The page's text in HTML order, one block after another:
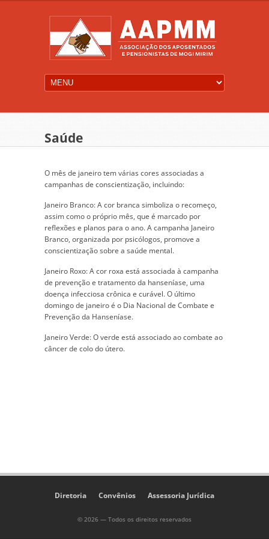
Saúde
O mês de janeiro tem várias cores associadas a
campanhas de conscientização, incluindo:
Janeiro Branco: A cor branca simboliza o recomeço,
assim como o próprio mês, que é marcado por
reflexões e planos para o ano. A campanha Janeiro
Branco, organizada por psicólogos, promove a
conscientização sobre a saúde mental.
Janeiro Roxo: A cor roxa está associada à campanha
de prevenção e tratamento da hanseníase, uma
doença infecciosa crônica e curável. O último
domingo de janeiro é o Dia Nacional de Combate e
Prevenção da Hanseníase.
Janeiro Verde: O verde está associado ao combate ao
câncer de colo do útero.
Diretoria Convênios Assessoria Jurídica
© 2026 — Todos os direitos reservados